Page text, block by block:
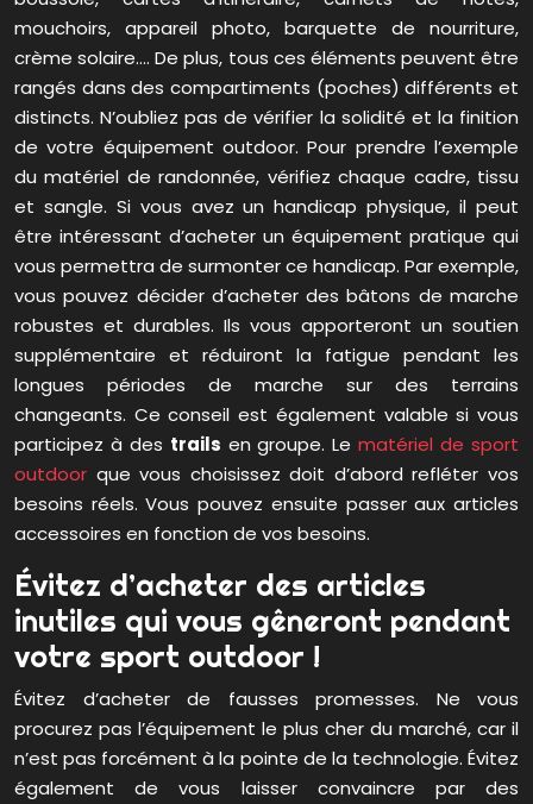
mouchoirs, appareil photo, barquette de nourriture,
crème solaire…. De plus, tous ces éléments peuvent être
rangés dans des compartiments (poches) différents et
distincts. N’oubliez pas de vérifier la solidité et la finition
de votre équipement outdoor. Pour prendre l’exemple
du matériel de randonnée, vérifiez chaque cadre, tissu
et sangle. Si vous avez un handicap physique, il peut
être intéressant d’acheter un équipement pratique qui
vous permettra de surmonter ce handicap. Par exemple,
vous pouvez décider d’acheter des bâtons de marche
robustes et durables. Ils vous apporteront un soutien
supplémentaire et réduiront la fatigue pendant les
longues périodes de marche sur des terrains
changeants. Ce conseil est également valable si vous
participez à des trails en groupe. Lematériel de sport
outdoor que vous choisissez doit d’abord refléter vos
besoins réels. Vous pouvez ensuite passer aux articles
accessoires en fonction de vos besoins.
Évitez d’acheter des articles
inutiles qui vous gêneront pendant
votre sport outdoor !
Évitez d’acheter de fausses promesses. Ne vous
procurez pas l’équipement le plus cher du marché, car il
n’est pas forcément à la pointe de la technologie. Évitez
également de vous laisser convaincre par des